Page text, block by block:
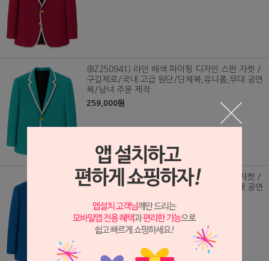
(BZ250941) 라인 배색 파이핑 디자인 스판 자켓 /
구김제로/국내 고급 원단/단체복,유니폼,무대 공연
복/남녀 주문 제작
259,000원
(BZ250940) 라인 배색 파이핑 디자인 스판 자켓 /
구김제로/국내 고급 원단/단체복,유니폼,무대 공연
259,000원